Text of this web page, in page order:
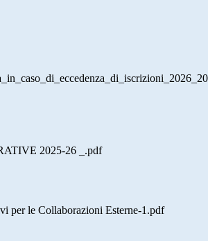
2025-26 _.pdf
per le Collaborazioni Esterne-1.pdf